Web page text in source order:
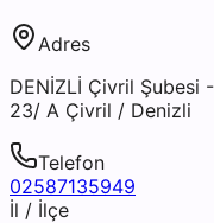
Adres
DENİZLİ Çivril Şubesi
23/ A Çivril / Denizli
Telefon
02587135949
İl / İlçe